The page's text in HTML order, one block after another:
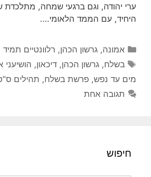
ערי יהודה, וגם ברגעי שמחה,
היחיד, עם הממד הלאומי….
קטגוריות
אמונה,גרשון הכהן, רלוונטיים תמיד
תגיות
בשלח,גרשון הכהן,דיכאון, הושיעני
מים עד נפש, פרשת בשלח, תהילים
תגובה אחת
חיפוש